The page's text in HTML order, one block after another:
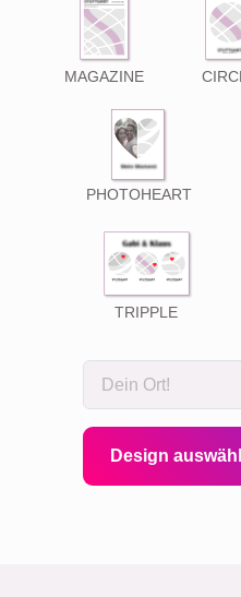
MAGAZINE
PHOTOHEART
TRIPPLE
Design